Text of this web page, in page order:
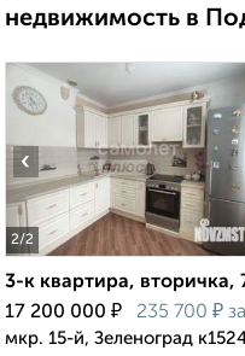
недвижимость в
2/2
‹
3-к квартира, вторичка,
17 200 000 ₽ 235 700 ₽
мкр. 15-й, Зеленоград